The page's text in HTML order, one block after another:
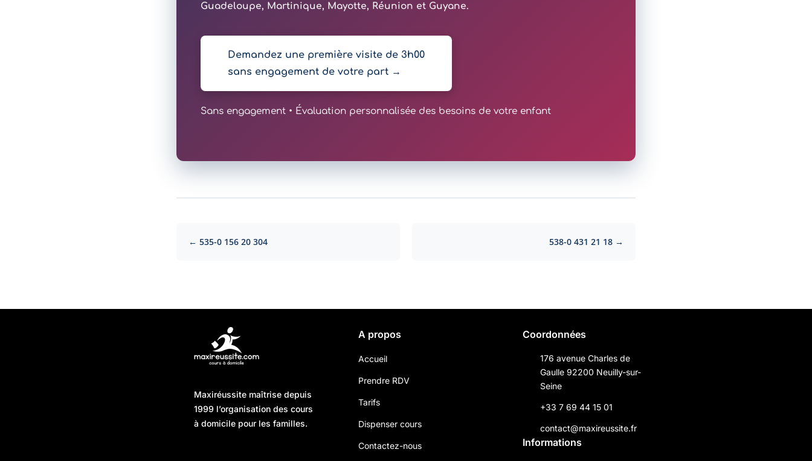
Guadeloupe, Martinique, Mayotte, Réunion et Guyane.
Demandez une première visite de 3h00
sans engagement de votre part →
Sans engagement • Évaluation personnalisée des besoins de votre enfant
← 535-0 156 20 304 538-0 431 21 18 →
Maxiréussite maîtrise depuis
1999 l’organisation des cours
à domicile pour les familles.
A propos
Accueil
Prendre RDV
Tarifs
Dispenser cours
Contactez-nous
Coordonnées
176 avenue Charles de
Gaulle 92200 Neuilly-sur-
Seine
+33 7 69 44 15 01
contact@maxireussite.fr
Informations